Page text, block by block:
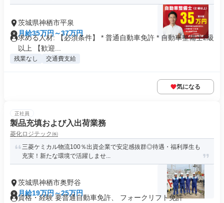
茨城県神栖市平泉
月給35万円～37万円
求める人材: 【必須条件】 * 普通自動車免許 * 自動車整備士2級
以上 【歓迎...
残業なし 交通費支給
気になる
正社員
製品充填および入出荷業務
菱化ロジテック㈱
三菱ケミカル物流100％出資企業で安定感抜群◎待遇・福利厚生も
充実！新たな環境で活躍しませ...
茨城県神栖市奥野谷
月給19万円～25万円
資格・経験 要普通自動車免許、 フォークリフト免許